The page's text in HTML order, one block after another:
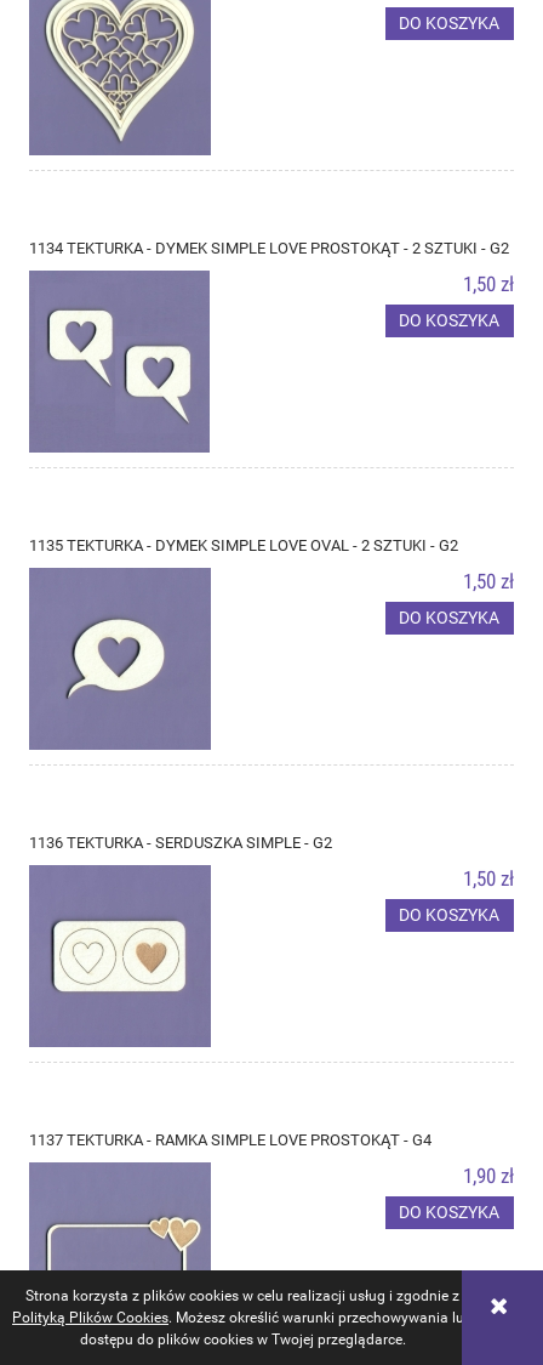
Strona korzysta z plików cookies w celu realizacji usług i zgodnie z
Polityką Plików Cookies. Możesz określić warunki przechowywania lub
dostępu do plików cookies w Twojej przeglądarce.
DO KOSZYKA
1134 TEKTURKA - DYMEK SIMPLE LOVE PROSTOKĄT - 2 SZTUKI - G2
1,50 zł
DO KOSZYKA
1135 TEKTURKA - DYMEK SIMPLE LOVE OVAL - 2 SZTUKI - G2
1,50 zł
DO KOSZYKA
1136 TEKTURKA - SERDUSZKA SIMPLE - G2
1,50 zł
DO KOSZYKA
1137 TEKTURKA - RAMKA SIMPLE LOVE PROSTOKĄT - G4
1,90 zł
DO KOSZYKA